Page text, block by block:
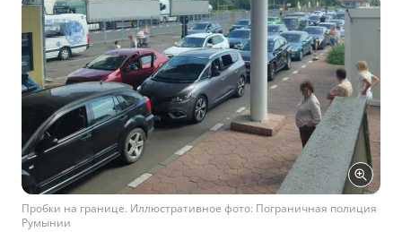
Пробки на границе. Иллюстративное фото: Пограничная полиция
Румынии